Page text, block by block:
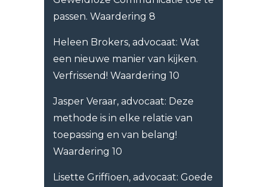
passen. Waardering 8
Heleen Brokers, advocaat: Wat
een nieuwe manier van kijken.
Verfrissend! Waardering 10
Jasper Veraar, advocaat: Deze
methode is in elke relatie van
toepassing en van belang!
Waardering 10
Lisette Griffioen, advocaat: Goede